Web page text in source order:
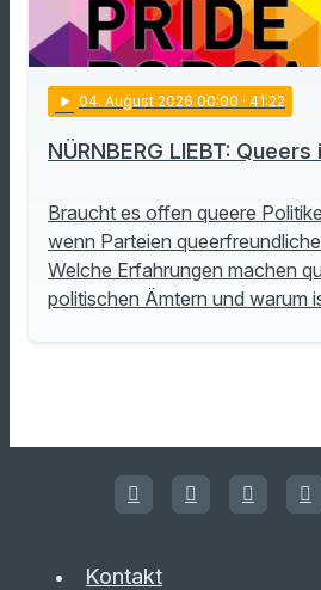
play_arrow 04. August 2026 00:00 · 41:22
NÜRNBERG LIEBT:
Braucht es offen queere
wenn Parteien
Welche Erfahrungen machen
politischen Ämtern und warum
Kontakt